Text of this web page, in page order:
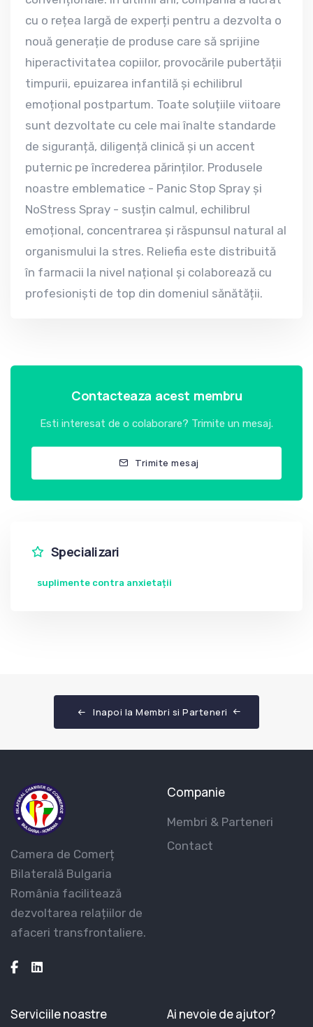
cu o rețea largă de experți pentru a dezvolta o
nouă generație de produse care să sprijine
hiperactivitatea copiilor, provocările pubertății
timpurii, epuizarea infantilă și echilibrul
emoțional postpartum. Toate soluțiile viitoare
sunt dezvoltate cu cele mai înalte standarde
de siguranță, diligență clinică și un accent
puternic pe încrederea părinților. Produsele
noastre emblematice - Panic Stop Spray și
NoStress Spray - susțin calmul, echilibrul
emoțional, concentrarea și răspunsul natural al
organismului la stres. Reliefia este distribuită
în farmacii la nivel național și colaborează cu
profesioniști de top din domeniul sănătății.
Contacteaza acest membru
Esti interesat de o colaborare? Trimite un mesaj.
Trimite mesaj
Specializari
suplimente contra anxietații
Inapoi la Membri si Parteneri
Camera de Comerț
Bilaterală Bulgaria
România facilitează
dezvoltarea relațiilor de
afaceri transfrontaliere.
Companie
Membri & Parteneri
Contact
Serviciile noastre Ai nevoie de ajutor?